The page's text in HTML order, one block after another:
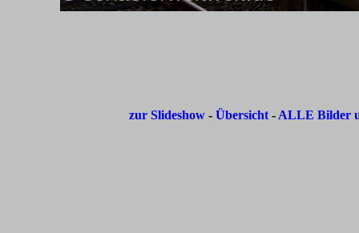
zur Slideshow -Übersicht- ALLE Bilder